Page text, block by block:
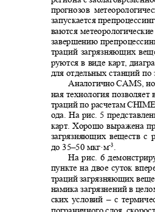
прогнозов
запускается
ваются
завершению
траций загрязняющих
руются в виде карт,
для отдельных станций по
АналогичноCAMS,
ная технология
траций по расчетам
ода. На рис. 5
карт. Хорошо выражена
загрязняющих веществ
до 35‒50 мкг·м-3
На рис. 6
пункте на двое суток
траций загрязняющих
намика загрязнений в
ских условий– с